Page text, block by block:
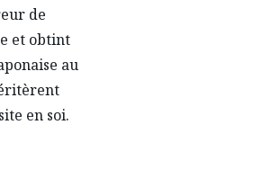
de
et obtint
au
en soi.